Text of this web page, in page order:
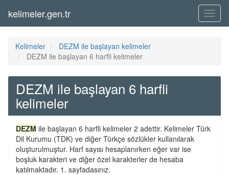
Menü
kelimeler.gen.tr
Kelimeler
DEZM ile başlayan kelimeler
DEZM ile başlayan 6 harfli kelimeler
DEZM ile başlayan 6 harfli
kelimeler
DEZM ile başlayan 6 harfli kelimeler 2 adettir. Kelimeler Türk
Dil Kurumu (TDK) ve diğer Türkçe sözlükler kullanılarak
oluşturulmuştur. Harf sayısı hesaplanırken eğer var ise
boşluk karakteri ve diğer özel karakterler de hesaba
katılmaktadır. 1. sayfadasınız.